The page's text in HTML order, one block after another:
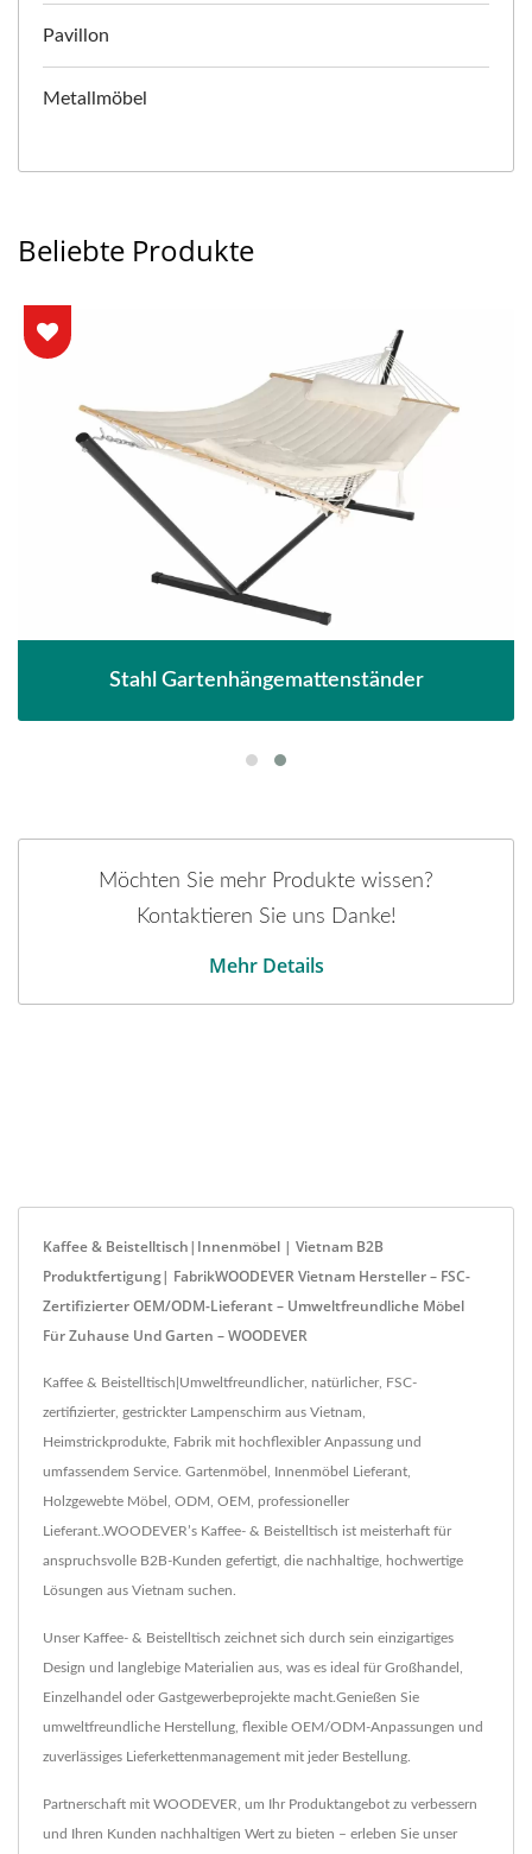
Pavillon
Metallmöbel
Beliebte Produkte
Stahl Gartenhängemattenständer
Möchten Sie mehr Produkte wissen?
Kontaktieren Sie uns Danke!
Mehr Details
Kaffee & Beistelltisch|Innenmöbel | Vietnam B2B
Produktfertigung| FabrikWOODEVER Vietnam Hersteller – FSC-
Zertifizierter OEM/ODM-Lieferant – Umweltfreundliche Möbel
Für Zuhause Und Garten – WOODEVER
Kaffee & Beistelltisch|Umweltfreundlicher, natürlicher, FSC-
zertifizierter, gestrickter Lampenschirm aus Vietnam,
Heimstrickprodukte, Fabrik mit hochflexibler Anpassung und
umfassendem Service. Gartenmöbel, Innenmöbel Lieferant,
Holzgewebte Möbel, ODM, OEM, professioneller
Lieferant..WOODEVER’s Kaffee- & Beistelltisch ist meisterhaft für
anspruchsvolle B2B-Kunden gefertigt, die nachhaltige, hochwertige
Lösungen aus Vietnam suchen.
Unser Kaffee- & Beistelltisch zeichnet sich durch sein einzigartiges
Design und langlebige Materialien aus, was es ideal für Großhandel,
Einzelhandel oder Gastgewerbeprojekte macht.Genießen Sie
umweltfreundliche Herstellung, flexible OEM/ODM-Anpassungen und
zuverlässiges Lieferkettenmanagement mit jeder Bestellung.
Partnerschaft mit WOODEVER, um Ihr Produktangebot zu verbessern
und Ihren Kunden nachhaltigen Wert zu bieten – erleben Sie unser